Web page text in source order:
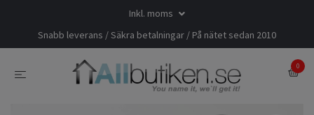
Inkl. moms
Snabb leverans / Säkra betalningar / På nätet sedan 2010
0